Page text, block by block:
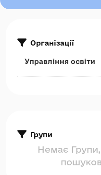
Організації
Управління освіти
Групи
Немає